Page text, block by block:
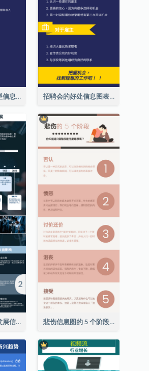
业务报告常见类型信息图表 招聘会的好处信息图表
社交媒体使用的发展信息图表 悲伤信息图的 5 个阶段（附解释）